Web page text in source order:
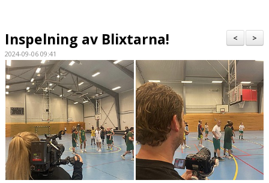
KONTAKT
>
<
Inspelning av Blixtarna!
2024-09-06 09:41